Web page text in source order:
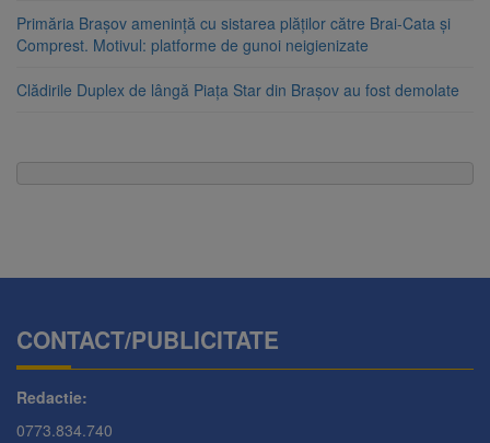
Primăria Brașov amenință cu sistarea plăților către Brai-Cata și
Comprest. Motivul: platforme de gunoi neigienizate
Clădirile Duplex de lângă Piața Star din Brașov au fost demolate
CONTACT/PUBLICITATE
Redactie:
0773.834.740